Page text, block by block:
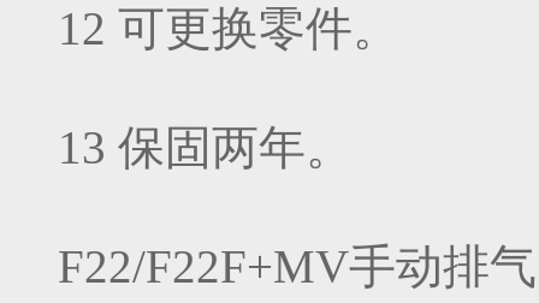
12 可更换零件。
13 保固两年。
F22/F22F+MV手动排